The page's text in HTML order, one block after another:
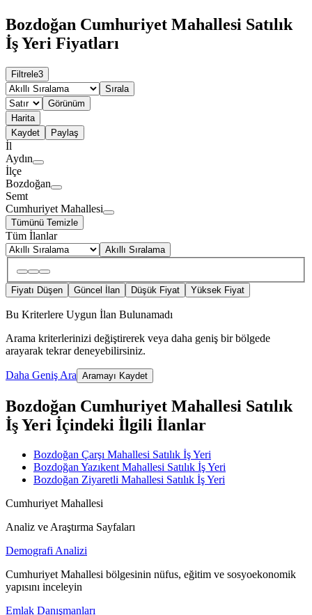
Bozdoğan Cumhuriyet Mahallesi Satılık
İş Yeri Fiyatları
Filtrele3
Sırala
Görünüm
Harita
Kaydet
Paylaş
İl
Aydın
İlçe
Bozdoğan
Semt
Cumhuriyet Mahallesi
Tümünü Temizle
Tüm İlanlar
Akıllı Sıralama
Fiyatı Düşen Güncel İlan Düşük Fiyat Yüksek Fiyat
Bu Kriterlere Uygun İlan Bulunamadı
Arama kriterlerinizi değiştirerek veya daha geniş bir bölgede
arayarak tekrar deneyebilirsiniz.
Daha Geniş Ara Aramayı Kaydet
Bozdoğan Cumhuriyet Mahallesi Satılık
İş Yeri İçindeki İlgili İlanlar
Bozdoğan Çarşı Mahallesi Satılık İş Yeri
Bozdoğan Yazıkent Mahallesi Satılık İş Yeri
Bozdoğan Ziyaretli Mahallesi Satılık İş Yeri
Cumhuriyet Mahallesi
Analiz ve Araştırma Sayfaları
Demografi Analizi
Cumhuriyet Mahallesi bölgesinin nüfus, eğitim ve sosyoekonomik
yapısını inceleyin
Emlak Danışmanları